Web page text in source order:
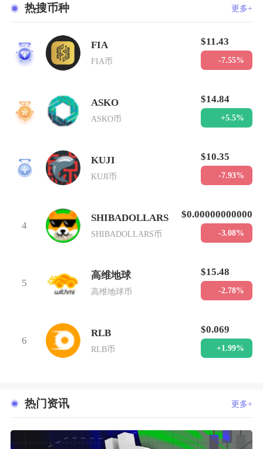
热搜币种 更多+
1
FIA
FIA币
$11.43
-7.55%
2
ASKO
ASKO币
$14.84
+5.5%
3
KUJI
KUJI币
$10.35
-7.93%
4
SHIBADOLLARS
SHIBADOLLARS币
$0.00000000000
-3.08%
5
高维地球
高维地球币
$15.48
-2.78%
6
RLB
RLB币
$0.069
+1.99%
热门资讯 更多+